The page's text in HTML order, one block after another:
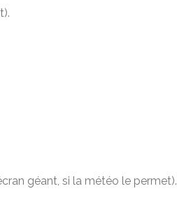
géant, si la météo le permet).